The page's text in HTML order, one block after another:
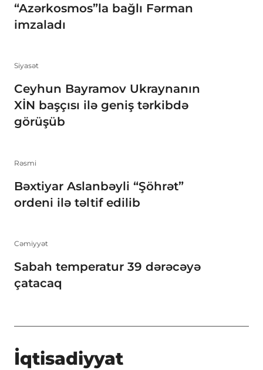
“Azərkosmos”la bağlı Fərman
imzaladı
Siyasət
Ceyhun Bayramov Ukraynanın
XİN başçısı ilə geniş tərkibdə
görüşüb
Rəsmi
Bəxtiyar Aslanbəyli “Şöhrət”
ordeni ilə təltif edilib
Cəmiyyət
Sabah temperatur 39 dərəcəyə
çatacaq
İqtisadiyyat